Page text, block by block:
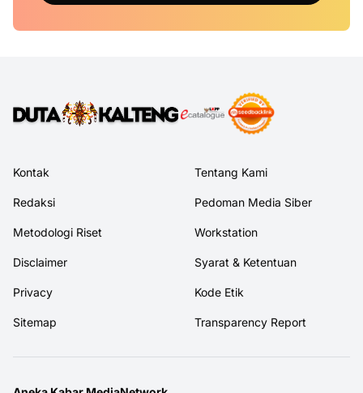
Kontak Tentang Kami
Redaksi Pedoman Media Siber
Metodologi Riset Workstation
Disclaimer Syarat & Ketentuan
Privacy Kode Etik
Sitemap Transparency Report